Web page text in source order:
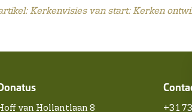
Kerkenvisies van start: Kerken
van Hollantlaan 8 +31